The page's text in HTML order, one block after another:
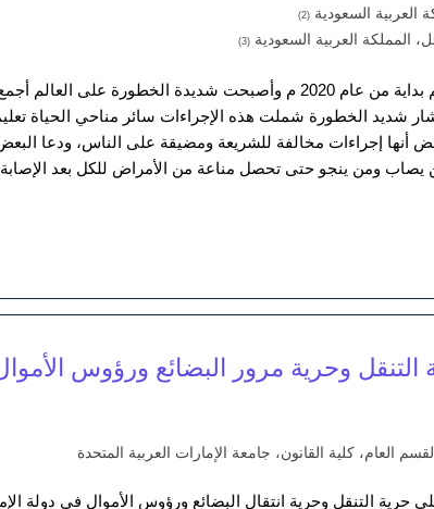
العربية السعودية(2)
المملكة العربية السعودية(3)
حين نزلت نازلة كورونا في الصين 2019م وانتشرت في العالم بداية من عام 2020 م وأصبحت شديدة
شديد الخطورة شملت هذه الإجراءات سائر مناحي الحياة
أنها إجراءات مخالفة للشريعة ومضيقة على الناس، ودعا
يصاب ومن ينجو حتى تحصل مناعة من الأمراض للكل بعد الإصابة
التنقل وحرية مرور البضائع ورؤوس
كلية القانون، جامعة الإمارات العربية المتحدة
التنقل وحرية انتقال البضائع ورؤوس الأموال في دولة